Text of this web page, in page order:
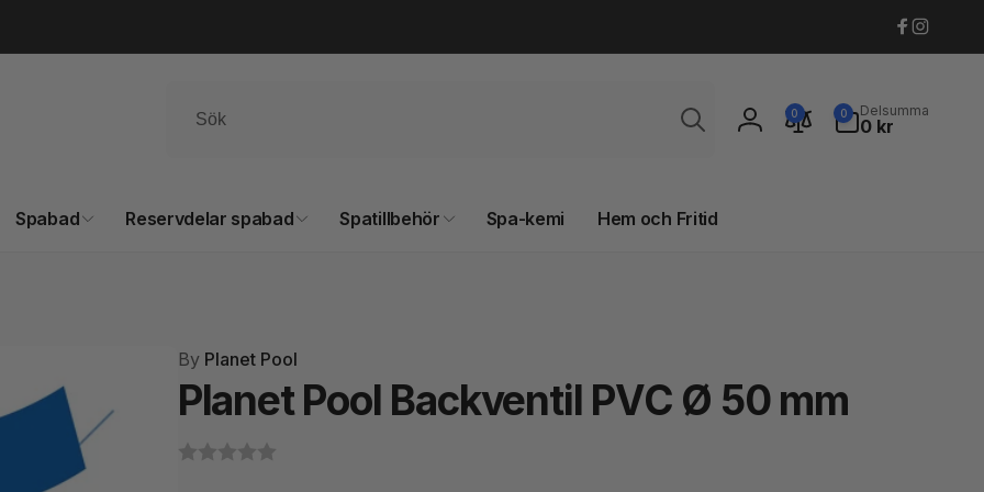
Facebook
Logga
0 0
artiklar
Delsumma
0 kr
Spabad Reservdelar spabad Spatillbehör Spa-kemi Hem och Fritid
ByPlanet Pool
Planet Pool Backventil PVC Ø 50 mm